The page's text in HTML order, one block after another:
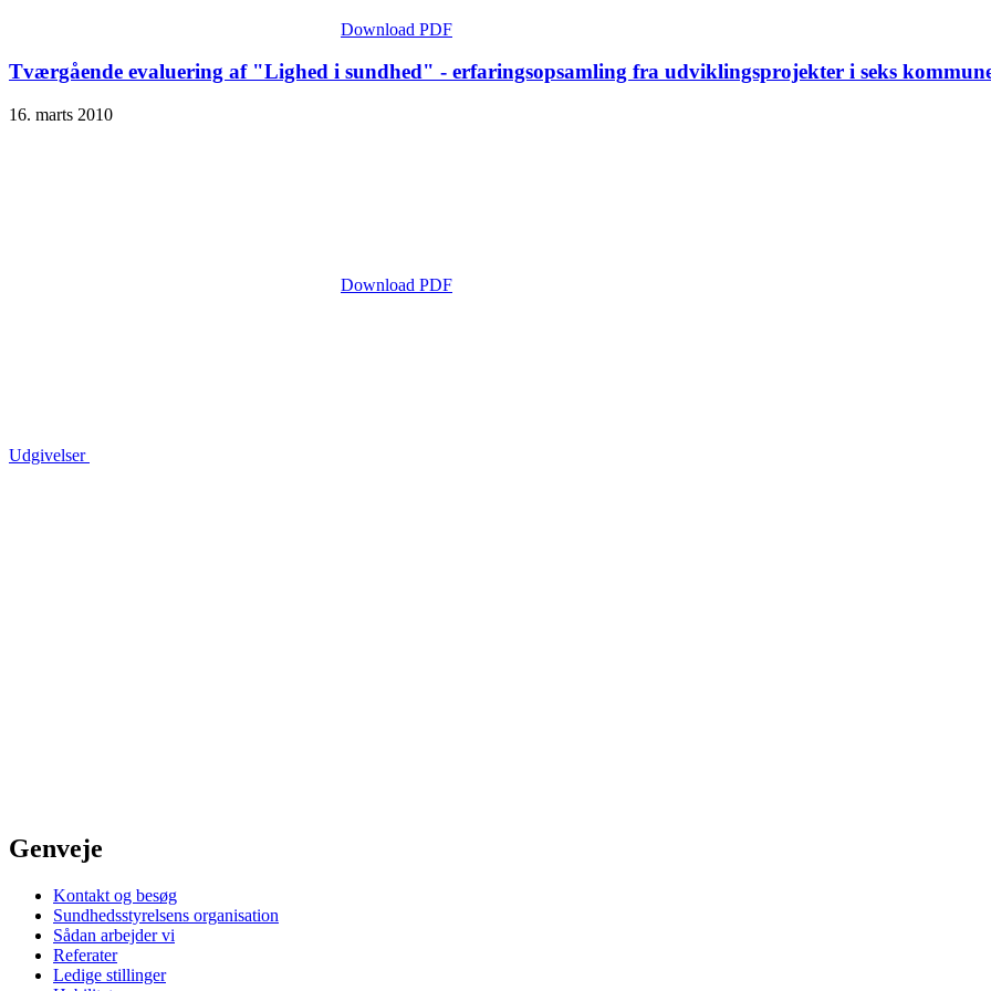
Download PDF
Tværgående evaluering af "Lighed i sundhed" - erfaringsopsamling fra udviklingsprojekter i seks
16. marts 2010
Download PDF
Udgivelser
Genveje
Kontakt og besøg
Sundhedsstyrelsens organisation
Sådan arbejder vi
Referater
Ledige stillinger